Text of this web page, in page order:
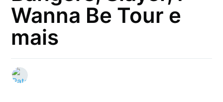
Wanna Be Tour e
mais